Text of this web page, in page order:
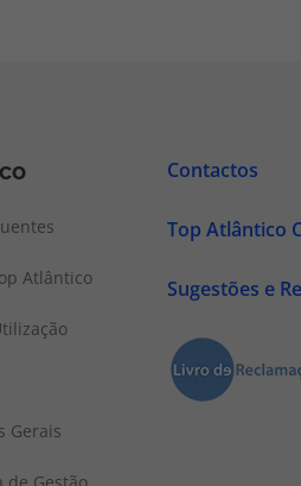
Atlântico
Gerais
Contactos
Top Atlântico
Sugestões e